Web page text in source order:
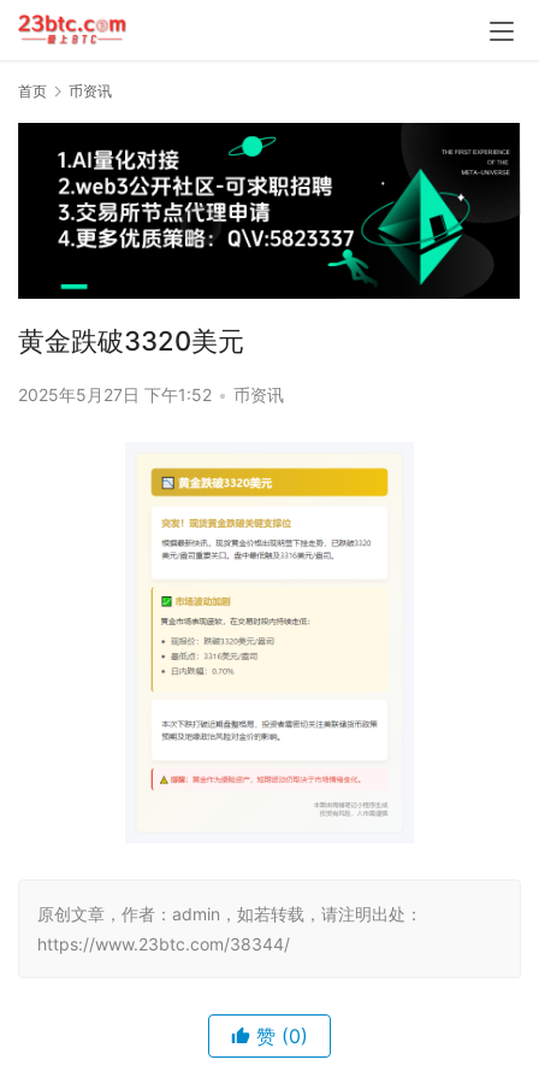
首页 币资讯
黄金跌破3320美元
2025年5月27日 下午1:52 • 币资讯
原创文章，作者：admin，如若转载，请注明出处：
https://www.23btc.com/38344/
赞 (0)